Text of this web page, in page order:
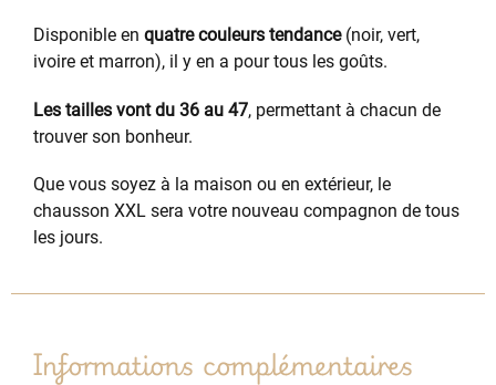
Disponible en quatre couleurs tendance(noir, vert,
ivoire et marron), il y en a pour tous les goûts.
Les tailles vont du 36 au 47, permettant à chacun de
trouver son bonheur.
Que vous soyez à la maison ou en extérieur, le
chausson XXL sera votre nouveau compagnon de tous
les jours.
Informations complémentaires